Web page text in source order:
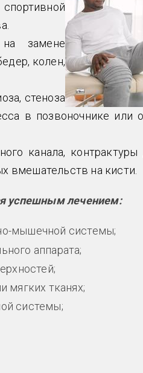
замене
колен,
стеноза
в позвоночнике или
канала,
вмешательств на кисти.
успешным лечением:
мышечной системы;
аппарата;
мягких тканях;
системы;